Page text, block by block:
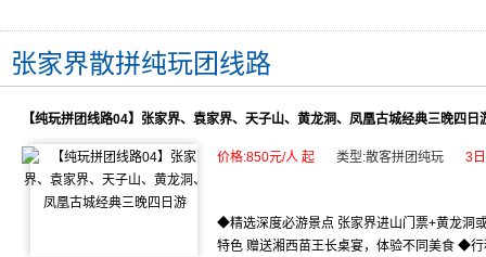
张家界散拼纯玩团线路
【纯玩拼团线路04】张家界、袁家界、天子山、黄龙洞、凤凰古城经典三晚四日
价格:850元/人 起 类型:散客拼团纯玩 3
◆精选深度必游景点 张家界进山门票+黄龙洞
特色 赠送湘西苗王长桌宴，体验不同美食 ◆